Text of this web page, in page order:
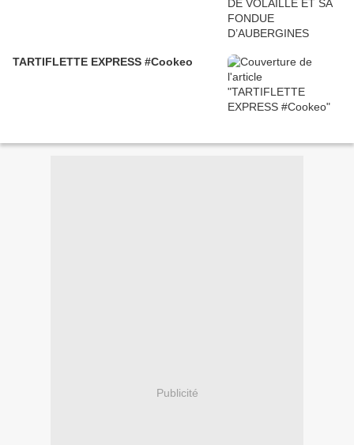
TARTIFLETTE EXPRESS #Cookeo
Publicité